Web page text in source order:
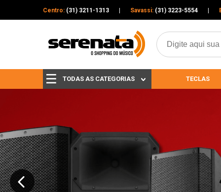
Centro: (31) 3211-1313 Savassi: (31) 3223-5554
TODAS AS CATEGORIAS TECLAS